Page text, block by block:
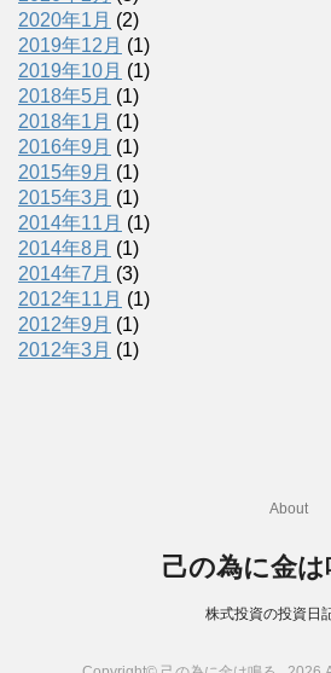
2020年1月 (2)
2019年12月 (1)
2019年10月 (1)
2018年5月 (1)
2018年1月 (1)
2016年9月 (1)
2015年9月 (1)
2015年3月 (1)
2014年11月 (1)
2014年8月 (1)
2014年7月 (3)
2012年11月 (1)
2012年9月 (1)
2012年3月 (1)
About
己の為に金は
株式投資の投資日